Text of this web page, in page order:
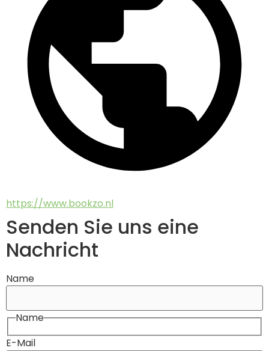
https://www.bookzo.nl
Senden Sie uns eine
Nachricht
Name
Name
E-Mail